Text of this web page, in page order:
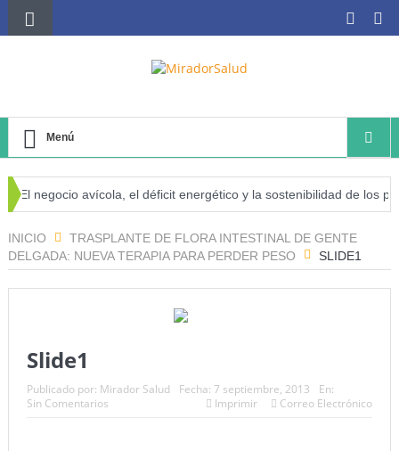
Menú
El negocio avícola, el déficit energético y la sostenibilidad de los
INICIO
TRASPLANTE DE FLORA INTESTINAL DE GENTE
DELGADA: NUEVA TERAPIA PARA PERDER PESO
SLIDE1
Slide1
Publicado por: Mirador Salud Fecha: 7 septiembre, 2013
En:
Sin Comentarios
Imprimir Correo Electrónico